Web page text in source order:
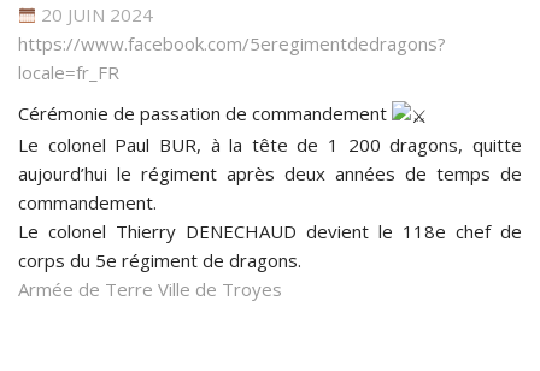
20 JUIN 2024
https://www.facebook.com/5eregimentdedragons?
locale=fr_FR
Cérémonie de passation de commandement
Le colonel Paul BUR, à la tête de 1 200 dragons, quitte
aujourd’hui le régiment après deux années de temps de
commandement.
Le colonel Thierry DENECHAUD devient le 118e chef de
corps du 5e régiment de dragons.
Armée de Terre Ville de Troyes